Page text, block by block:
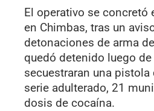
El operativo se concretó
en Chimbas, tras un
detonaciones de arma
quedó detenido luego
secuestraran una
serie adulterado, 21
dosis de cocaína.